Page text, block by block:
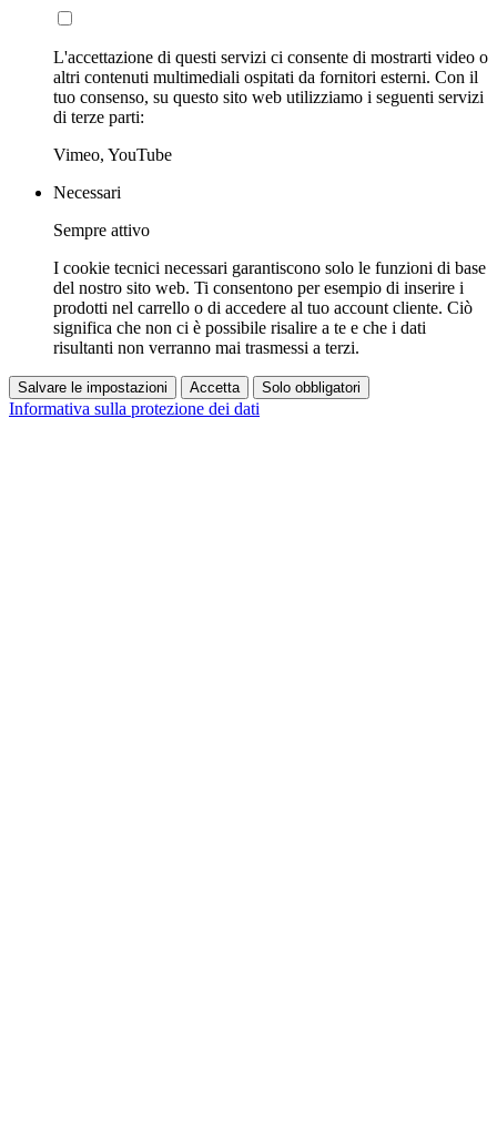
L'accettazione di questi servizi ci consente di mostrarti video o
altri contenuti multimediali ospitati da fornitori esterni. Con il
tuo consenso, su questo sito web utilizziamo i seguenti servizi
di terze parti:
Vimeo, YouTube
Necessari
Sempre attivo
I cookie tecnici necessari garantiscono solo le funzioni di base
del nostro sito web. Ti consentono per esempio di inserire i
prodotti nel carrello o di accedere al tuo account cliente. Ciò
significa che non ci è possibile risalire a te e che i dati
risultanti non verranno mai trasmessi a terzi.
Salvare le impostazioni Accetta Solo obbligatori
Informativa sulla protezione dei dati